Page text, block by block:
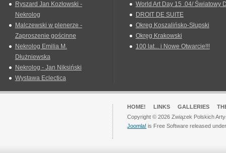
Ryszard Jan Kozłowski -
Nekrolog
Malczewski w plenerze -
Zaproszenie gościnne
Nekrolog Emilia M.
Dłużniewska
Nekrolog - Jan Niksiński
Wystawa Eclectica
World Art Day 15 .04/ Światowy
DROIT DE SUITE
Okreg Koszalińsko-Słupski
Okręg Krakowski
100 lat... i Nowe Otwarcie!!!
HOME! LINKS GALLERIES
Copyright © 2026 Związek Polskich
Joomla! is Free Software released